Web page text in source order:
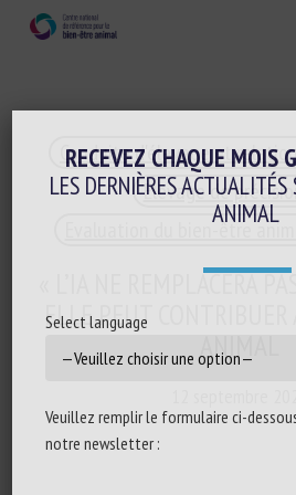
Conduite d'élevage et
Elevage de
Evaluation du bien-être
« L’IA NE REMPLACERA
ELLE PEUT CONTRIBUER
ANIMAL
RECEVEZ CHAQUE MOIS
LES DERNIÈRES
ANIMAL
Select language
Veuillez remplir le formulaire ci-
notre newsletter :